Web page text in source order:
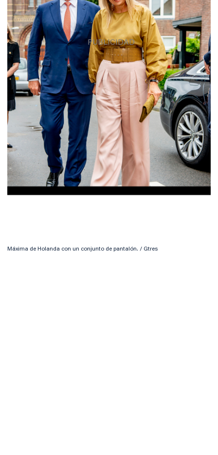
Máxima de Holanda con un conjunto de pantalón. / Gtres